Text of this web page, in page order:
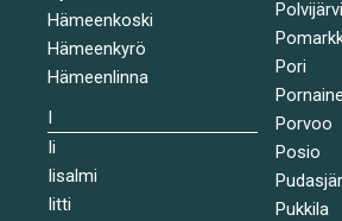
Hämeenkoski
Hämeenkyrö
Hämeenlinna
I
Ii
Iisalmi
Iitti
Polvijärvi
Pori
Porvoo
Posio
Pukkila